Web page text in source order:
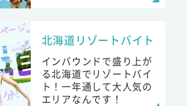
北海道リゾートバイト
インバウンドで盛り上が
る北海道でリゾートバイ
ト！一年通して大人気の
エリアなんです！